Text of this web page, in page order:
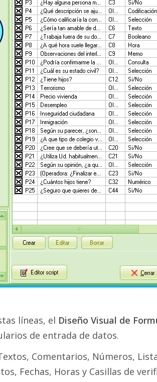
líneas, el Diseño Visual de
de entrada de datos.
Comentarios, Números,
Fechas, Horas y Casillas de